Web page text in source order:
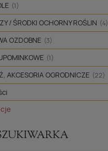
(1)
/ ŚRODKI OCHORNY ROŚLIN (4)
OZDOBNE (3)
(1)
AKCESORIA OGRODNICZE (22)